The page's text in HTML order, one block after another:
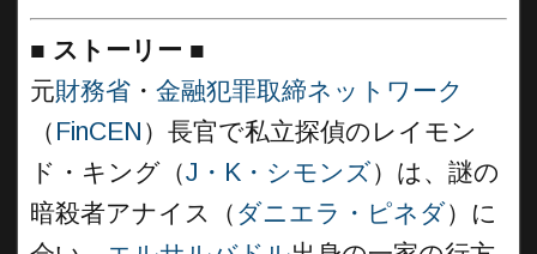
■ ストーリー ■
元財務省 ・ 金融犯罪取締ネットワーク
（ FinCEN ）長官で私立探偵のレイモン
ド・キング（J・K・シモンズ）は、謎の
暗殺者アナイス（ ダニエラ・ピネダ）に